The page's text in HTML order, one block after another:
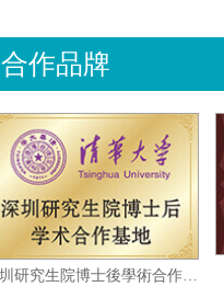
合作品牌
廣東藥科大學附屬第一醫院專家指導會診機构